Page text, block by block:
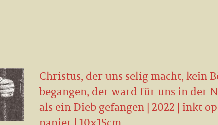
Christus, der uns selig macht, kein
begangen, der ward für uns in der
als ein Dieb gefangen | 2022 | inkt op